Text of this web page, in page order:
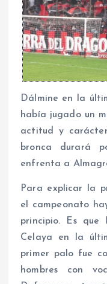
Dálmine en la
había jugado un
actitud y
bronca durará
enfrenta a
Para explicar la
el campeonato
principio. Es que
Celaya en la
primer palo fue
hombres con